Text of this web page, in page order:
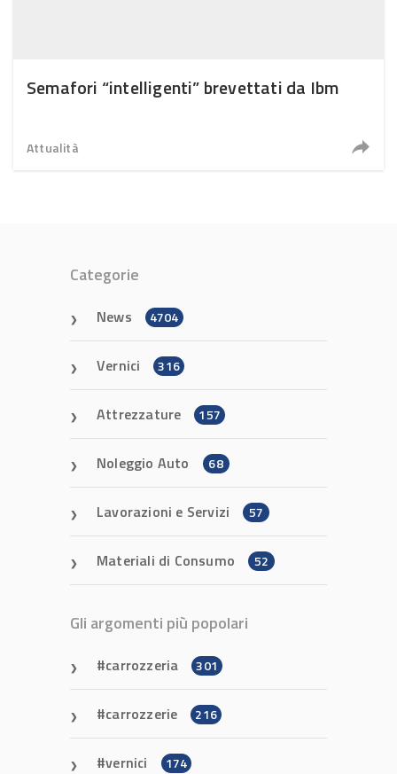
Semafori “intelligenti” brevettati da Ibm
Attualità
Categorie
News 4704
Vernici 316
Attrezzature 157
Noleggio Auto 68
Lavorazioni e Servizi 57
Materiali di Consumo 52
Gli argomenti più popolari
carrozzeria 301
carrozzerie 216
vernici 174